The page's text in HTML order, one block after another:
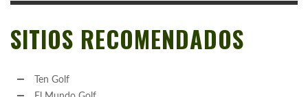
SITIOS RECOMENDADOS
Ten Golf